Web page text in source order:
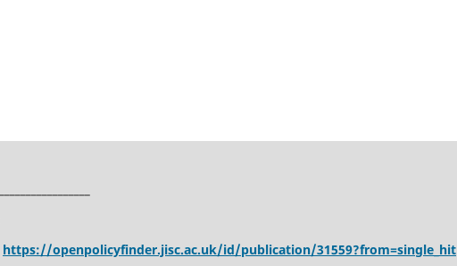
https://openpolicyfinder.jisc.ac.uk/id/publication/31559?from=single_hit